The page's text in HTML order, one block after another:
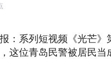
：系列短视频《光芒
这位青岛民警被居民当